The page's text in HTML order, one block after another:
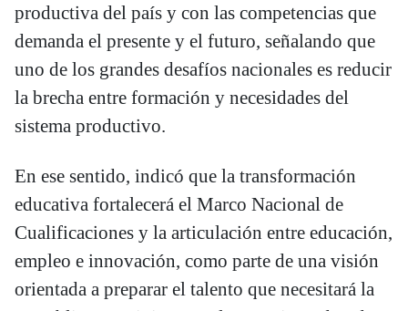
productiva del país y con las competencias que
demanda el presente y el futuro, señalando que
uno de los grandes desafíos nacionales es reducir
la brecha entre formación y necesidades del
sistema productivo.
En ese sentido, indicó que la transformación
educativa fortalecerá el Marco Nacional de
Cualificaciones y la articulación entre educación,
empleo e innovación, como parte de una visión
orientada a preparar el talento que necesitará la